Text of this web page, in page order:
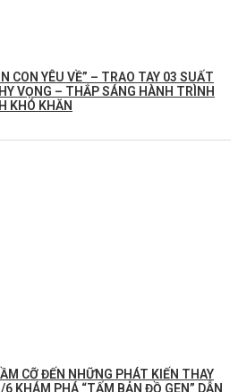
CON YÊU VỀ” – TRAO TAY 03 SUẤT
VỌNG – THẮP SÁNG HÀNH TRÌNH
KHÓ KHĂN
CỠ ĐẾN NHỮNG PHÁT KIẾN THAY
KHÁM PHÁ “TẤM BẢN ĐỒ GEN” DẪN